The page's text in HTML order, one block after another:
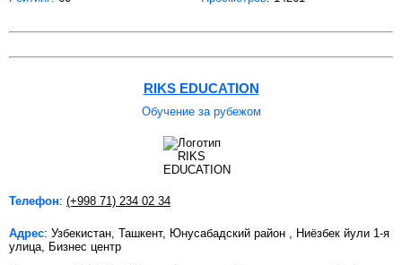
RIKS EDUCATION
Обучение за рубежом
Телефон: (+998 71) 234 02 34
Адрес: Узбекистан, Ташкент, Юнусабадский район , Ниёзбек йули 1-я
улица, Бизнес центр